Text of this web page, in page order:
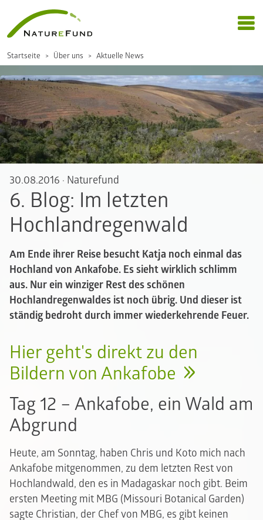
Startseite Über uns Aktuelle News
30.08.2016 · Naturefund
6. Blog: Im letzten
Hochlandregenwald
Am Ende ihrer Reise besucht Katja noch einmal das
Hochland von Ankafobe. Es sieht wirklich schlimm
aus. Nur ein winziger Rest des schönen
Hochlandregenwaldes ist noch übrig. Und dieser ist
ständig bedroht durch immer wiederkehrende Feuer.
Hier geht's direkt zu den
Bildern von Ankafobe
Tag 12 – Ankafobe, ein Wald am
Abgrund
Heute, am Sonntag, haben Chris und Koto mich nach
Ankafobe mitgenommen, zu dem letzten Rest von
Hochlandwald, den es in Madagaskar noch gibt. Beim
ersten Meeting mit MBG (Missouri Botanical Garden)
sagte Christian, der Chef von MBG, es gibt keinen